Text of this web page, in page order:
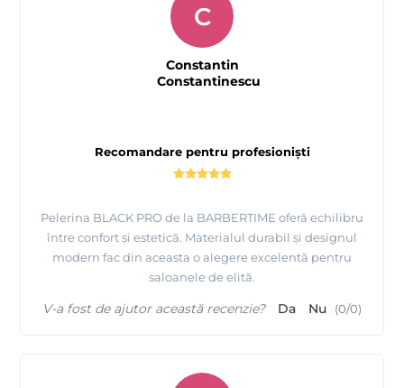
Recomandare pentru profesioniști
Pelerina BLACK PRO de la BARBERTIME oferă echilibru
între confort și estetică. Materialul durabil și designul
modern fac din aceasta o alegere excelentă pentru
saloanele de elită.
C
Constantin
Constantinescu
V-a fost de ajutor această recenzie? Da Nu (0/0)